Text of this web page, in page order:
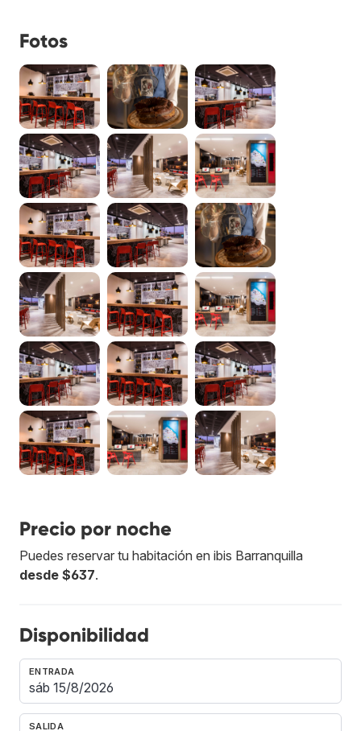
Fotos
Precio por noche
Puedes reservar tu habitación en ibis Barranquilla
desde $637.
Disponibilidad
ENTRADA
SALIDA